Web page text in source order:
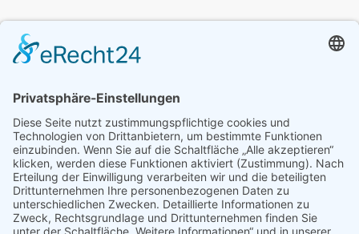
Erasmus+
Bildungsangebot